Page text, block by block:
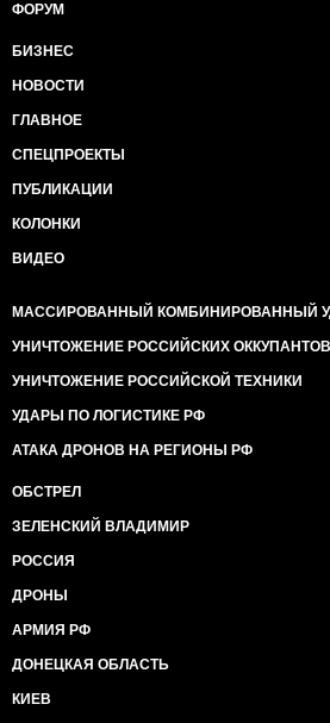
ФОРУМ
БИЗНЕС
НОВОСТИ
ГЛАВНОЕ
СПЕЦПРОЕКТЫ
ПУБЛИКАЦИИ
КОЛОНКИ
ВИДЕО
МАССИРОВАННЫЙ КОМБИНИРОВАННЫЙ
УНИЧТОЖЕНИЕ РОССИЙСКИХ ОККУПАНТОВ
УНИЧТОЖЕНИЕ РОССИЙСКОЙ ТЕХНИКИ
УДАРЫ ПО ЛОГИСТИКЕ РФ
АТАКА ДРОНОВ НА РЕГИОНЫ РФ
ОБСТРЕЛ
ЗЕЛЕНСКИЙ ВЛАДИМИР
РОССИЯ
ДРОНЫ
АРМИЯ РФ
ДОНЕЦКАЯ ОБЛАСТЬ
КИЕВ